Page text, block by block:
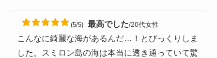
(5/5) 最高でした/20代女性
こんなに綺麗な海があるんだ…！とびっくりしま
した。スミロン島の海は本当に透き通っていて驚